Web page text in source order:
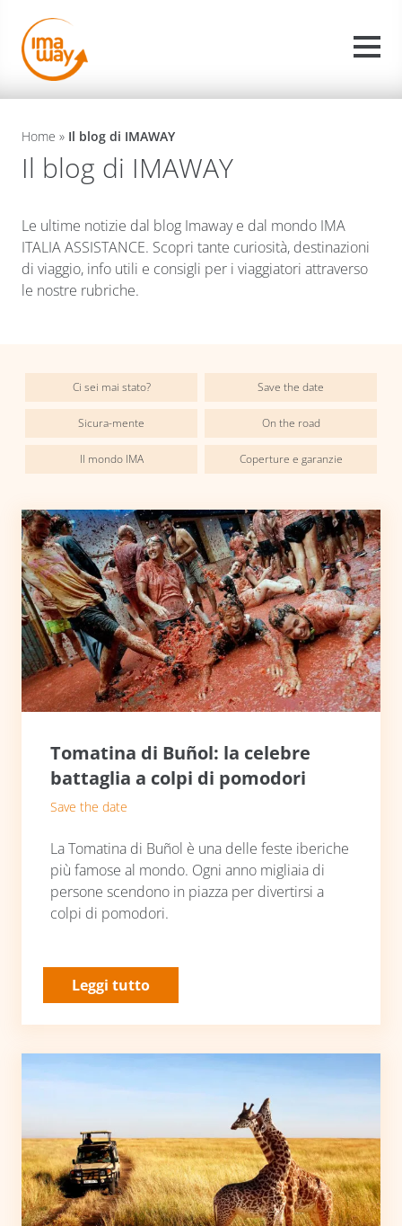
Home » Il blog di IMAWAY
Il blog di IMAWAY
Le ultime notizie dal blog Imaway e dal mondo IMA
ITALIA ASSISTANCE. Scopri tante curiosità, destinazioni
di viaggio, info utili e consigli per i viaggiatori attraverso
le nostre rubriche.
Ci sei mai stato? Save the date
Sicura-mente On the road
Il mondo IMA Coperture e garanzie
Tomatina di Buñol: la celebre
battaglia a colpi di pomodori
Save the date
La Tomatina di Buñol è una delle feste iberiche
più famose al mondo. Ogni anno migliaia di
persone scendono in piazza per divertirsi a
colpi di pomodori.
Leggi tutto